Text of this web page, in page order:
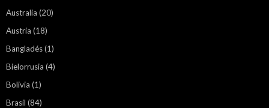
Australia (20)
Austria (18)
Bangladés(1)
Bielorrusia (4)
Bolivia (1)
Brasil (84)